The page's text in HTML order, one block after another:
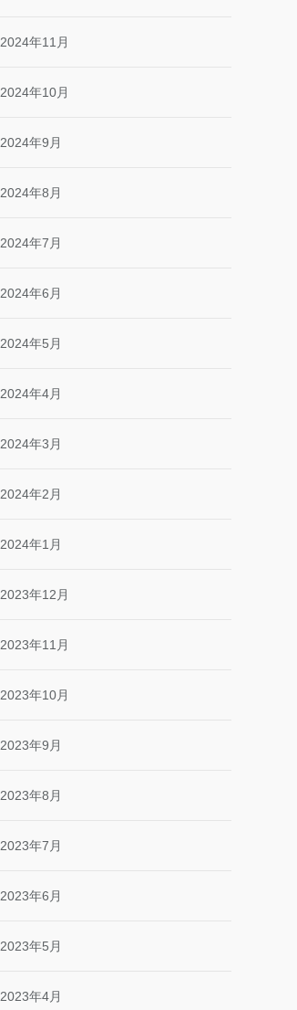
2024年11月
2024年10月
2024年9月
2024年8月
2024年7月
2024年6月
2024年5月
2024年4月
2024年3月
2024年2月
2024年1月
2023年12月
2023年11月
2023年10月
2023年9月
2023年8月
2023年7月
2023年6月
2023年5月
2023年4月